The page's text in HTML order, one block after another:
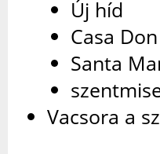
Új híd
Casa
Santa
Vacsora a